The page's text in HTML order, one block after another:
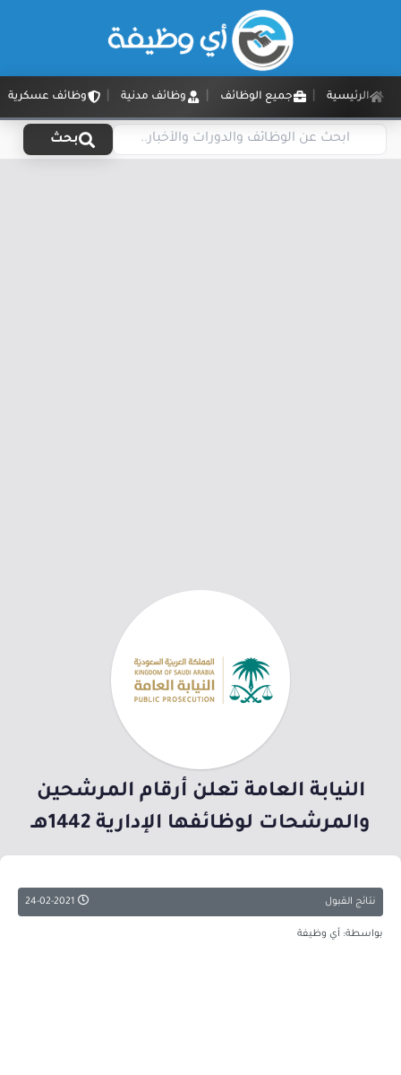
الرئيسية جميع الوظائف وظائف مدنية وظائف عسكرية
بحث
النيابة العامة تعلن أرقام المرشحين
والمرشحات لوظائفها الإدارية 1442هـ
نتائج القبول
بواسطة: أي وظيفة